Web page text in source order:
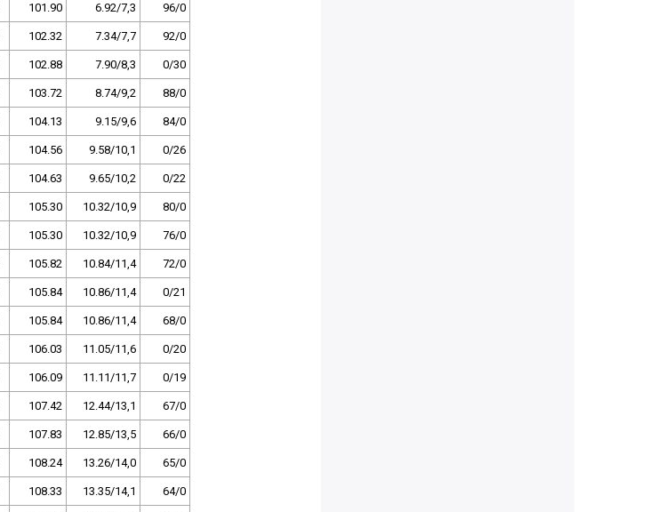
101.90 6.92/7,3 96/0
102.32 7.34/7,7 92/0
102.88 7.90/8,3 0/30
103.72 8.74/9,2 88/0
104.13 9.15/9,6 84/0
104.56 9.58/10,1 0/26
104.63 9.65/10,2 0/22
105.30 10.32/10,9 80/0
105.30 10.32/10,9 76/0
105.82 10.84/11,4 72/0
105.84 10.86/11,4 0/21
105.84 10.86/11,4 68/0
106.03 11.05/11,6 0/20
106.09 11.11/11,7 0/19
107.42 12.44/13,1 67/0
107.83 12.85/13,5 66/0
108.24 13.26/14,0 65/0
108.33 13.35/14,1 64/0